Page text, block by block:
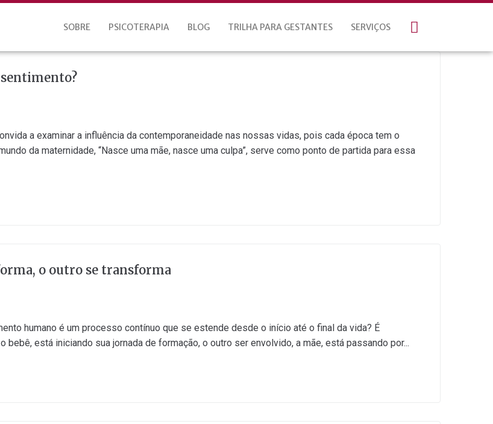
SOBRE PSICOTERAPIA BLOG TRILHA PARA GESTANTES SERVIÇOS
a examinar a influência da contemporaneidade nas nossas vidas, pois cada época tem o
da maternidade, “Nasce uma mãe, nasce uma culpa”, serve como ponto de partida para essa
o outro se transforma
humano é um processo contínuo que se estende desde o início até o final da vida? É
bebê, está iniciando sua jornada de formação, o outro ser envolvido, a mãe, está passando por...